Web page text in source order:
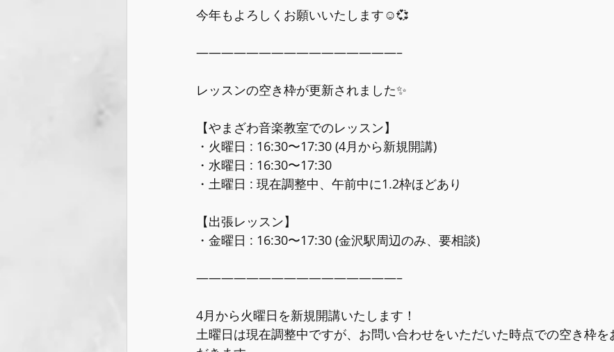
今年もよろしくお願いいたします☺️💞
――――――――――――――――–
レッスンの空き枠が更新されました✨
【やまざわ音楽教室でのレッスン】
・火曜日 : 16:30〜17:30 (4月から新規開講)
・水曜日 : 16:30〜17:30
・土曜日 : 現在調整中、午前中に1.2枠ほどあり
【出張レッスン】
・金曜日 : 16:30〜17:30 (金沢駅周辺のみ、要相談)
――――――――――――――――–
4月から火曜日を新規開講いたします！
土曜日は現在調整中ですが、お問い合わせをいただいた時点での空き枠を